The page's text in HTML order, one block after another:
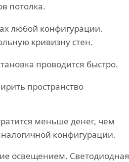
потолка.
любой конфигурации.
кривизну стен.
проводится быстро.
пространство
меньше денег, чем
конфигурации.
освещением. Светодиодная